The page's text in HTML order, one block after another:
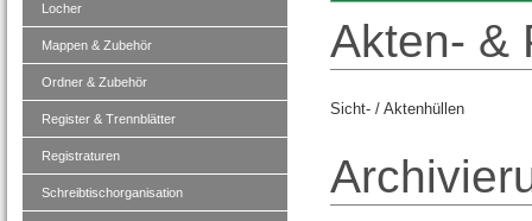
Locher
Mappen & Zubehör
Ordner & Zubehör
Register & Trennblätter
Registraturen
Schreibtischorganisation
Akten- &
Sicht- / Aktenhüllen